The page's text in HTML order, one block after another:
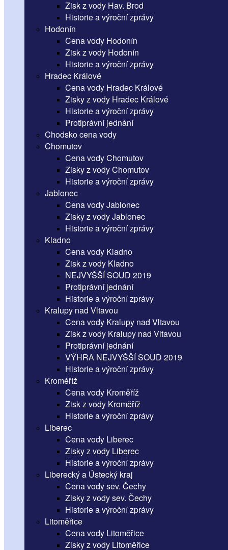
Zisk z vody Hav. Brod
Historie a výroční zprávy
Hodonín
Cena vody Hodonín
Zisk z vody Hodonín
Historie a výroční zprávy
Hradec Králové
Cena vody Hradec Králové
Zisky z vody Hradec Králové
Historie a výroční zprávy
Protiprávní jednání
Chodsko cena vody
Chomutov
Cena vody Chomutov
Zisky z vody Chomutov
Historie a výroční zprávy
Jablonec
Cena vody Jablonec
Zisky z vody Jablonec
Historie a výroční zprávy
Kladno
Cena vody Kladno
Zisk z vody Kladno
NEJVYŠŠÍ SOUD 2019
Protiprávní jednání
Historie a výroční zprávy
Kralupy nad Vltavou
Cena vody Kralupy nad Vltavou
Zisk z vody Kralupy nad Vltavou
Protiprávní jednání
VÝHRA NEJVYŠŠÍ SOUD 2019
Historie a výroční zprávy
Kroměříž
Cena vody Kroměříž
Zisk z vody Kroměříž
Historie a výroční zprávy
Liberec
Cena vody Liberec
Zisky z vody Liberec
Historie a výroční zprávy
Liberecký a Ústecký kraj
Cena vody sev. Čechy
Zisky z vody sev. Čechy
Historie a výroční zprávy
Litoměřice
Cena vody Litoměřice
Zisky z vody Litoměřice